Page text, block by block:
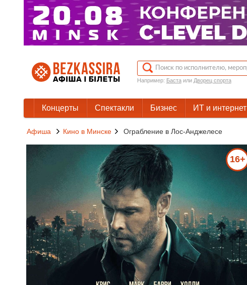
Например: Бастаили Дворец спорта
Концерты Спектакли Бизнес ИТ и интернет
Афиша Кино в Минске Ограбление в Лос-Анджелесе
16+